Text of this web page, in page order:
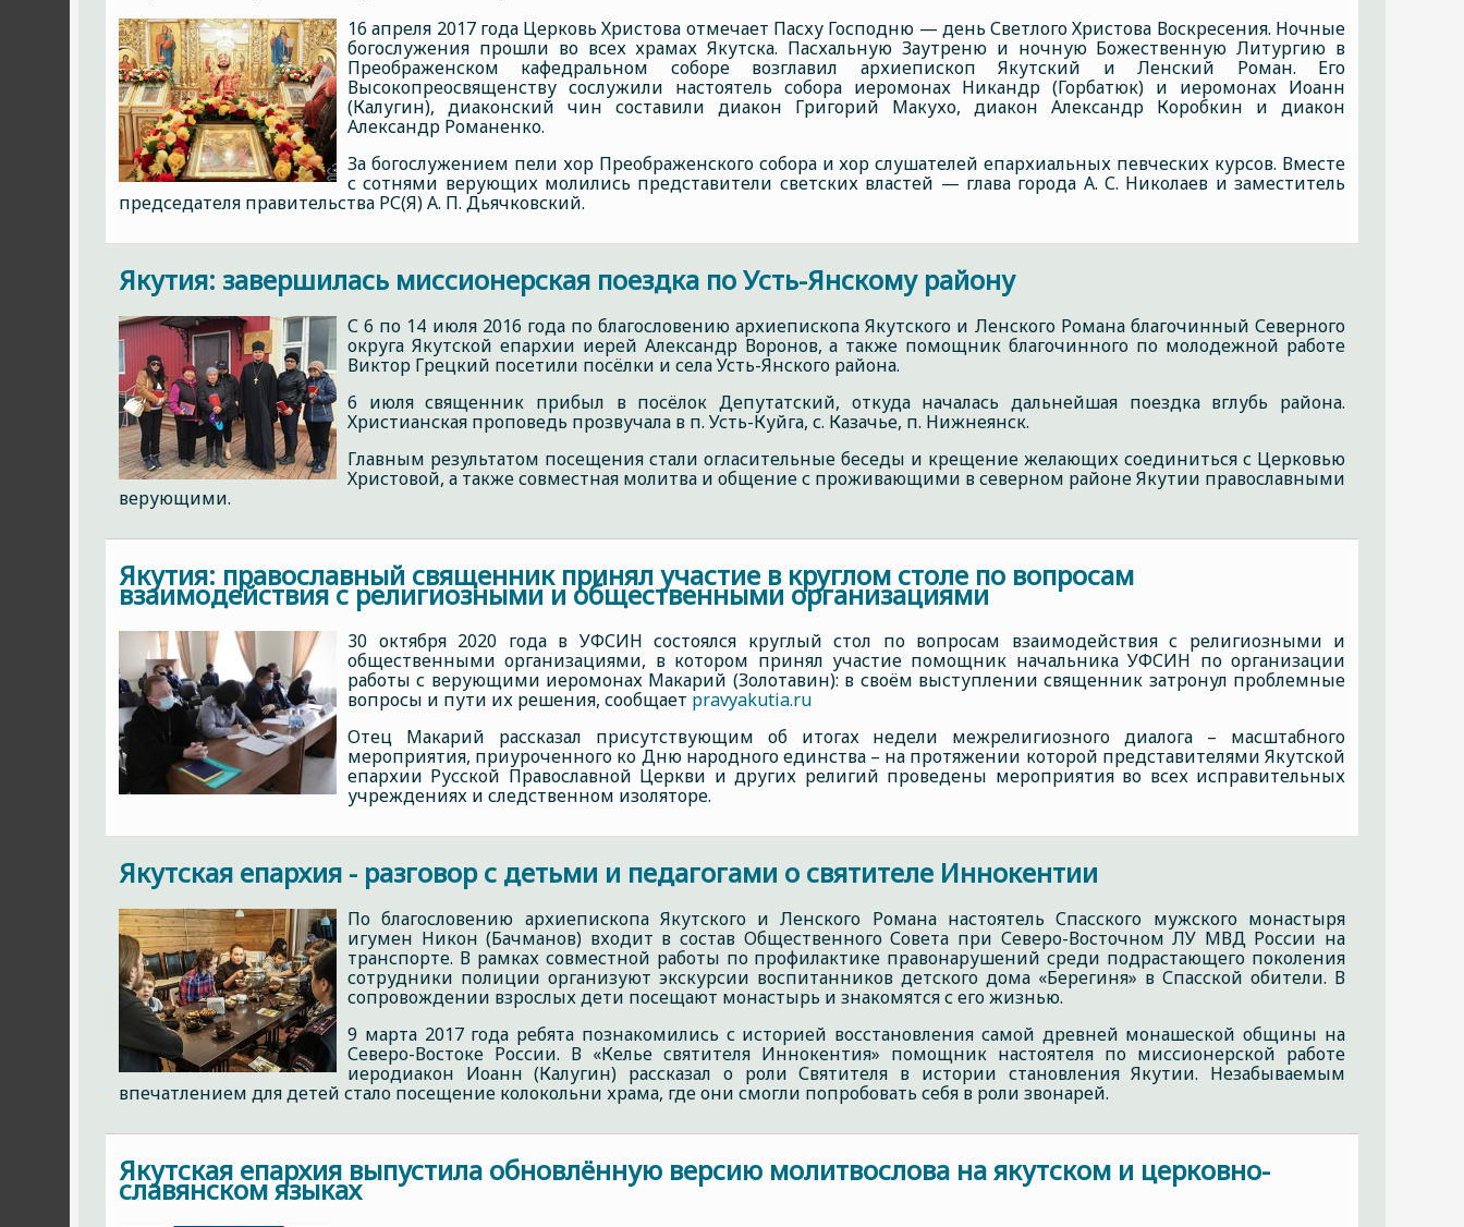
16 апреля 2017 года Церковь Христова отмечает Пасху Господню — день Светлого Христова Воскресения. Ночные
богослужения прошли во всех храмах Якутска. Пасхальную Заутреню и ночную Божественную Литургию в
Преображенском кафедральном соборе возглавил архиепископ Якутский и Ленский Роман. Его
Высокопреосвященству сослужили настоятель собора иеромонах Никандр (Горбатюк) и иеромонах Иоанн
(Калугин), диаконский чин составили диакон Григорий Макухо, диакон Александр Коробкин и диакон
Александр Романенко.
За богослужением пели хор Преображенского собора и хор слушателей епархиальных певческих курсов. Вместе
с сотнями верующих молились представители светских властей — глава города А. С. Николаев и заместитель
председателя правительства РС(Я) А. П. Дьячковский.
Якутия: завершилась миссионерская поездка по Усть-Янскому району
С 6 по 14 июля 2016 года по благословению архиепископа Якутского и Ленского Романа благочинный Северного
округа Якутской епархии иерей Александр Воронов, а также помощник благочинного по молодежной работе
Виктор Грецкий посетили посёлки и села Усть-Янского района.
6 июля священник прибыл в посёлок Депутатский, откуда началась дальнейшая поездка вглубь района.
Христианская проповедь прозвучала в п. Усть-Куйга, с. Казачье, п. Нижнеянск.
Главным результатом посещения стали огласительные беседы и крещение желающих соединиться с Церковью
Христовой, а также совместная молитва и общение с проживающими в северном районе Якутии православными
верующими.
Якутия: православный священник принял участие в круглом столе по вопросам
взаимодействия с религиозными и общественными организациями
30 октября 2020 года в УФСИН состоялся круглый стол по вопросам взаимодействия с религиозными и
общественными организациями, в котором принял участие помощник начальника УФСИН по организации
работы с верующими иеромонах Макарий (Золотавин): в своём выступлении священник затронул проблемные
вопросы и пути их решения, сообщает pravyakutia.ru
Отец Макарий рассказал присутствующим об итогах недели межрелигиозного диалога – масштабного
мероприятия, приуроченного ко Дню народного единства – на протяжении которой представителями Якутской
епархии Русской Православной Церкви и других религий проведены мероприятия во всех исправительных
учреждениях и следственном изоляторе.
Якутская епархия - разговор с детьми и педагогами о святителе Иннокентии
По благословению архиепископа Якутского и Ленского Романа настоятель Спасского мужского монастыря
игумен Никон (Бачманов) входит в состав Общественного Совета при Северо-Восточном ЛУ МВД России на
транспорте. В рамках совместной работы по профилактике правонарушений среди подрастающего поколения
сотрудники полиции организуют экскурсии воспитанников детского дома «Берегиня» в Спасской обители. В
сопровождении взрослых дети посещают монастырь и знакомятся с его жизнью.
9 марта 2017 года ребята познакомились с историей восстановления самой древней монашеской общины на
Северо-Востоке России. В «Келье святителя Иннокентия» помощник настоятеля по миссионерской работе
иеродиакон Иоанн (Калугин) рассказал о роли Святителя в истории становления Якутии. Незабываемым
впечатлением для детей стало посещение колокольни храма, где они смогли попробовать себя в роли звонарей.
Якутская епархия выпустила обновлённую версию молитвослова на якутском и церковно-
славянском языках